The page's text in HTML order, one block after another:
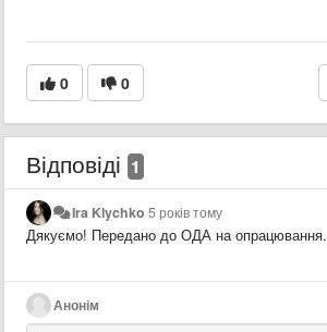
0 0
Відповіді 1
Ira Klychko 5 років тому
Дякуємо! Передано до ОДА на опрацювання.
Анонім